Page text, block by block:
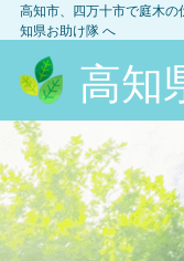
高知市、四万十市で庭木の
知県お助け隊へ
高知